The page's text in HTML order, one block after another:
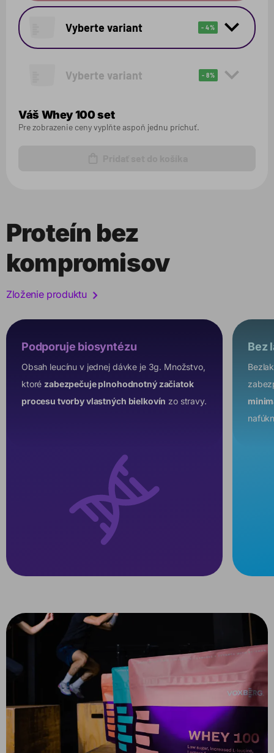
- 4%
Vyberte variant
- 8%
Vyberte variant
Váš Whey 100set
Pre zobrazenie ceny vyplňte aspoň jednu príchuť.
Proteín bez
kompromisov
Zloženie produktu
Podporuje biosyntézu
Obsah leucínu v jednej dávke je 3g. Množstvo,
ktoré zabezpečuje plnohodnotný začiatok
procesu tvorby vlastných bielkovín zo stravy.
Bez